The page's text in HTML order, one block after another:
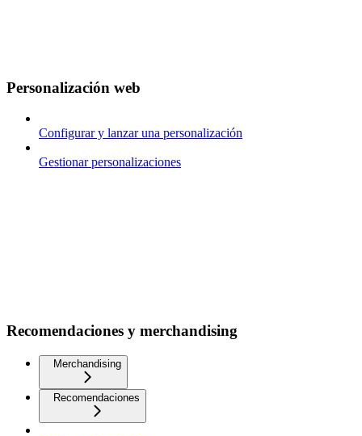
Personalización web
Configurar y lanzar una personalización
Gestionar personalizaciones
Recomendaciones y merchandising
Merchandising
Recomendaciones